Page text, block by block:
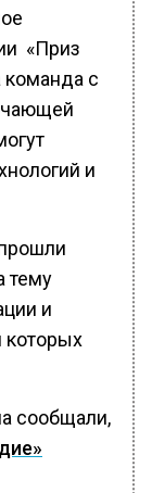
«Приз
команда с
и
тему
и
которых
сообщали,